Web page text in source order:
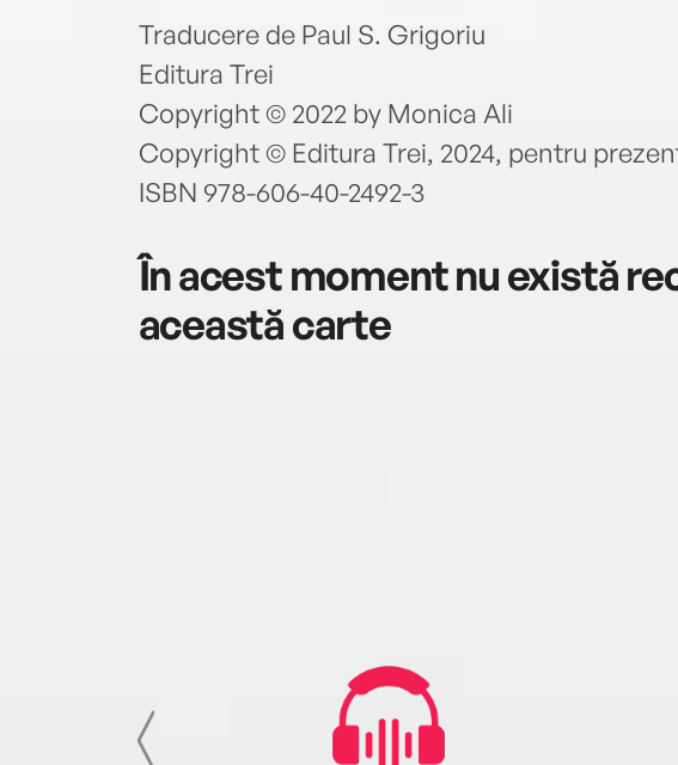
Traducere de Paul S. Grigoriu
Editura Trei
Copyright © 2022 by Monica Ali
Copyright © Editura Trei, 2024, pentru
ISBN 978-606-40-2492-3
În acest moment nu există
această carte